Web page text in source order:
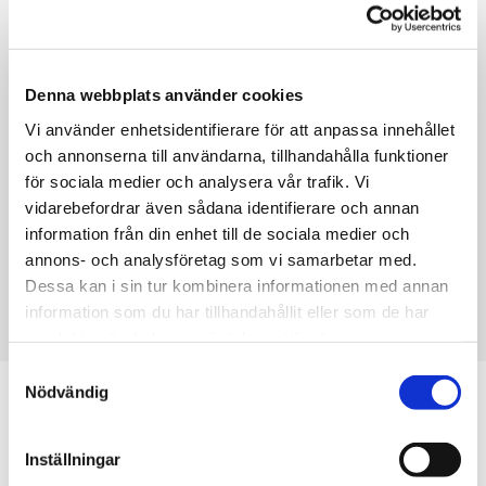
Denna webbplats använder cookies
Vi använder enhetsidentifierare för att anpassa innehållet
och annonserna till användarna, tillhandahålla funktioner
för sociala medier och analysera vår trafik. Vi
vidarebefordrar även sådana identifierare och annan
information från din enhet till de sociala medier och
annons- och analysföretag som vi samarbetar med.
Dessa kan i sin tur kombinera informationen med annan
information som du har tillhandahållit eller som de har
Nödvändig
Inställningar
avtal
Vi samarbetar med SOS International men 65
procent av vår verksamhet består av egna
avtalskunder. Tack vare våra långvariga
relationer med lokala åkerier känner vi till deras
fordon innan olyckan sker. Detta kapar
hanteringstiden på larmcentralen när du
behöver bärgning akut.
vägkanten som sparar